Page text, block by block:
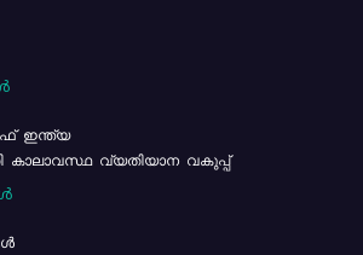
ഇന്ത്യ
കാലാവസ്ഥ വ്യതിയാന വകുപ്പ്